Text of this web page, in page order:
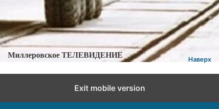
Добавить комментарий
Миллеровское ТЕЛЕВИДЕНИЕ Наверх
Exit mobile version